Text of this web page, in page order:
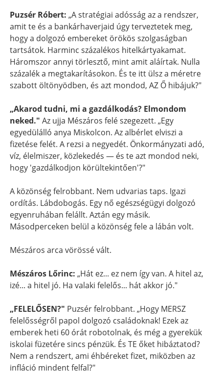
Puzsér Róbert: „A stratégiai adósság az a rendszer,
amit te és a bankárhaverjaid úgy terveztetek meg,
hogy a dolgozó embereket örökös szolgaságban
tartsátok. Harminc százalékos hitelkártyakamat.
Háromszor annyi törlesztő, mint amit aláírtak. Nulla
százalék a megtakarításokon. És te itt ülsz a méretre
szabott öltönyödben, és azt mondod, AZ Ő hibájuk?"
„Akarod tudni, mi a gazdálkodás? Elmondom
neked." Az ujja Mészáros felé szegezett. „Egy
egyedülálló anya Miskolcon. Az albérlet elviszi a
fizetése felét. A rezsi a negyedét. Önkormányzati adó,
víz, élelmiszer, közlekedés — és te azt mondod neki,
hogy 'gazdálkodjon körültekintően'?"
A közönség felrobbant. Nem udvarias taps. Igazi
ordítás. Lábdobogás. Egy nő egészségügyi dolgozó
egyenruhában felállt. Aztán egy másik.
Másodperceken belül a közönség fele a lábán volt.
Mészáros arca vörössé vált.
Mészáros Lőrinc: „Hát ez... ez nem így van. A hitel az,
izé... a hitel jó. Ha valaki felelős... hát akkor jó."
„FELELŐSEN?" Puzsér felrobbant. „Hogy MERSZ
felelősségről papol dolgozó családoknak! Ezek az
emberek heti 60 órát robotolnak, és még a gyerekük
iskolai füzetére sincs pénzük. És TE őket hibáztatod?
Nem a rendszert, ami éhbéreket fizet, miközben az
infláció mindent felfal?"